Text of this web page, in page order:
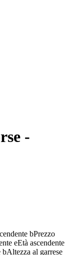
-
bPrezzo
eEtà ascendente
bAltezza al garrese